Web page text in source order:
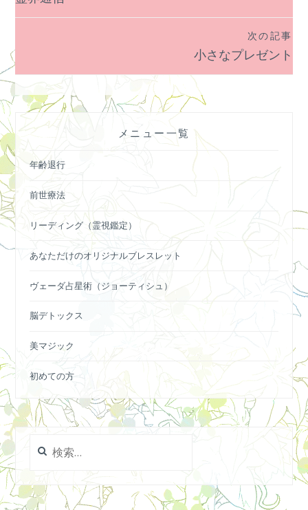
稿
ビ
ゲ
ー
シ
ョ
次の記事
小さなプレゼント
メニュー一覧
年齢退行
前世療法
リーディング（霊視鑑定）
あなただけのオリジナルブレスレット
ヴェーダ占星術（ジョーティシュ）
脳デトックス
美マジック
初めての方
索: